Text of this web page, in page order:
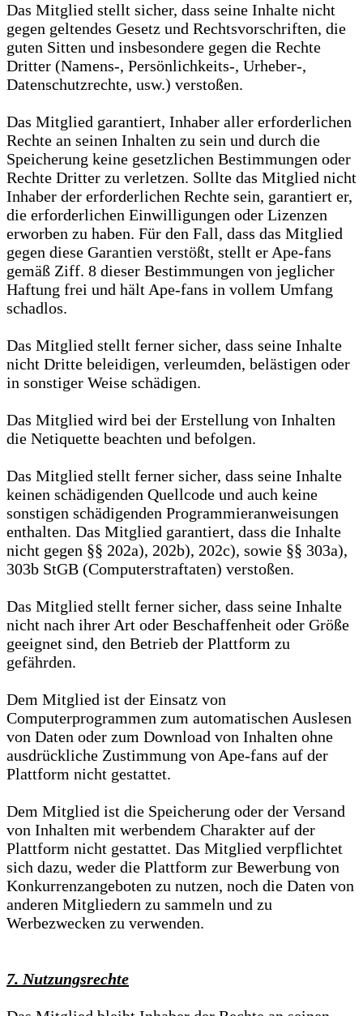
Das Mitglied stellt sicher, dass seine Inhalte nicht
gegen geltendes Gesetz und Rechtsvorschriften, die
guten Sitten und insbesondere gegen die Rechte
Dritter (Namens-, Persönlichkeits-, Urheber-,
Datenschutzrechte, usw.) verstoßen.
Das Mitglied garantiert, Inhaber aller erforderlichen
Rechte an seinen Inhalten zu sein und durch die
Speicherung keine gesetzlichen Bestimmungen oder
Rechte Dritter zu verletzen. Sollte das Mitglied nicht
Inhaber der erforderlichen Rechte sein, garantiert er,
die erforderlichen Einwilligungen oder Lizenzen
erworben zu haben. Für den Fall, dass das Mitglied
gegen diese Garantien verstößt, stellt er Ape-fans
gemäß Ziff. 8 dieser Bestimmungen von jeglicher
Haftung frei und hält Ape-fans in vollem Umfang
schadlos.
Das Mitglied stellt ferner sicher, dass seine Inhalte
nicht Dritte beleidigen, verleumden, belästigen oder
in sonstiger Weise schädigen.
Das Mitglied wird bei der Erstellung von Inhalten
die Netiquette beachten und befolgen.
Das Mitglied stellt ferner sicher, dass seine Inhalte
keinen schädigenden Quellcode und auch keine
sonstigen schädigenden Programmieranweisungen
enthalten. Das Mitglied garantiert, dass die Inhalte
nicht gegen §§ 202a), 202b), 202c), sowie §§ 303a),
303b StGB (Computerstraftaten) verstoßen.
Das Mitglied stellt ferner sicher, dass seine Inhalte
nicht nach ihrer Art oder Beschaffenheit oder Größe
geeignet sind, den Betrieb der Plattform zu
gefährden.
Dem Mitglied ist der Einsatz von
Computerprogrammen zum automatischen Auslesen
von Daten oder zum Download von Inhalten ohne
ausdrückliche Zustimmung von Ape-fans auf der
Plattform nicht gestattet.
Dem Mitglied ist die Speicherung oder der Versand
von Inhalten mit werbendem Charakter auf der
Plattform nicht gestattet. Das Mitglied verpflichtet
sich dazu, weder die Plattform zur Bewerbung von
Konkurrenzangeboten zu nutzen, noch die Daten von
anderen Mitgliedern zu sammeln und zu
Werbezwecken zu verwenden.
7. Nutzungsrechte